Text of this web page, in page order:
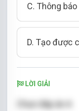
C. Thông
D. Tạo được
LỜI GIẢI
Chọn đáp án A